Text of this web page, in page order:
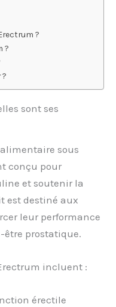
?
?
sont ses
sous
conçu pour
et soutenir la
est destiné aux
leur performance
être prostatique.
incluent :
érectile